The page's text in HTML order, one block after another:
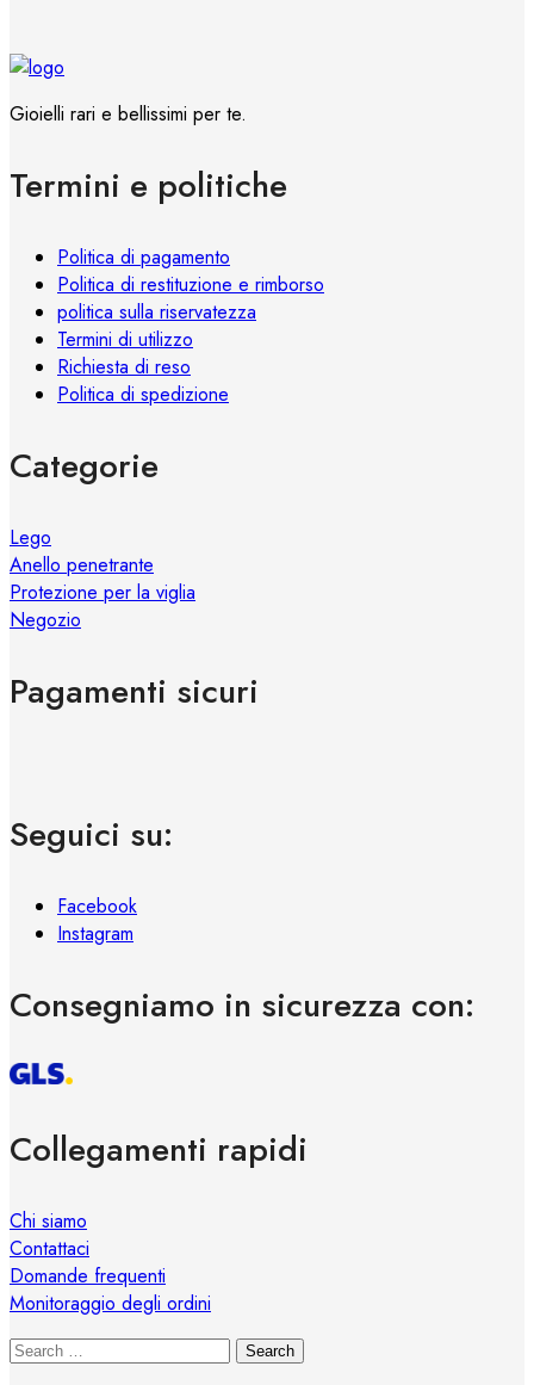
Le
opzioni
possono
scelte
del
prodotto
Gioielli rari e bellissimi per te.
Termini e politiche
Politica di pagamento
Politica di restituzione e rimborso
politica sulla riservatezza
Termini di utilizzo
Richiesta di reso
Politica di spedizione
Categorie
Lego
Anello penetrante
Protezione per la viglia
Negozio
Pagamenti sicuri
Seguici su:
Facebook
Instagram
Consegniamo in sicurezza con:
Collegamenti rapidi
Chi siamo
Contattaci
Domande frequenti
Monitoraggio degli ordini
Search